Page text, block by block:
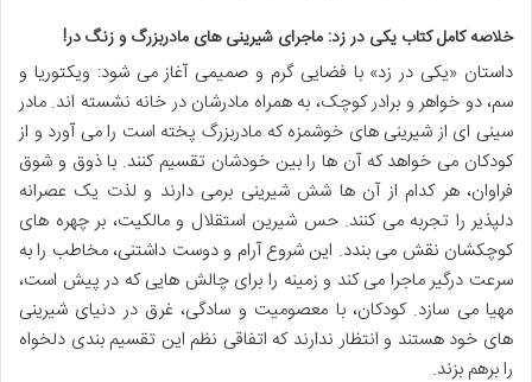
خلاصه کامل کتاب یکی در زد: ماجرای شیرینی های مادربزرگ و زنگ در!
داستان «یکی در زد» با فضایی گرم و صمیمی آغاز می شود: ویکتوریا و
سم، دو خواهر و برادر کوچک، به همراه مادرشان در خانه نشسته اند. مادر
سینی ای از شیرینی های خوشمزه که مادربزرگ پخته است را می آورد و از
کودکان می خواهد که آن ها را بین خودشان تقسیم کنند. با ذوق و شوق
فراوان، هر کدام از آن ها شش شیرینی برمی دارند و لذت یک عصرانه
دلپذیر را تجربه می کنند. حس شیرین استقلال و مالکیت، بر چهره های
کوچکشان نقش می بندد. این شروع آرام و دوست داشتنی، مخاطب را به
سرعت درگیر ماجرا می کند و زمینه را برای چالش هایی که در پیش است،
مهیا می سازد. کودکان، با معصومیت و سادگی، غرق در دنیای شیرینی
های خود هستند و انتظار ندارند که اتفاقی نظم این تقسیم بندی دلخواه
را برهم بزند.